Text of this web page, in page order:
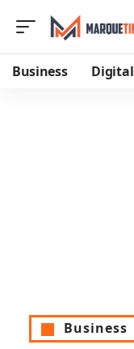
Business Digital
Business